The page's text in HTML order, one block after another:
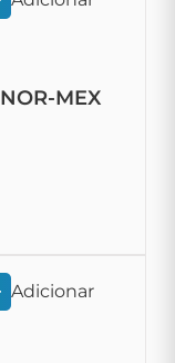
MEX
Adicionar